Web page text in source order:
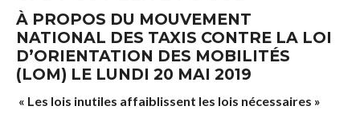
À PROPOS DU MOUVEMENT
NATIONAL DES TAXIS CONTRE LA LOI
D’ORIENTATION DES MOBILITÉS
(LOM) LE LUNDI 20 MAI 2019
« Les lois inutiles affaiblissent les lois nécessaires »